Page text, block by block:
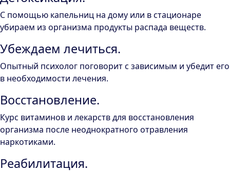
С помощью капельниц на дому или в стационаре
убираем из организма продукты распада веществ.
Убеждаем лечиться.
Опытный психолог поговорит с зависимым и убедит его
в необходимости лечения.
Восстановление.
Курс витаминов и лекарств для восстановления
организма после неоднократного отравления
наркотиками.
Реабилитация.